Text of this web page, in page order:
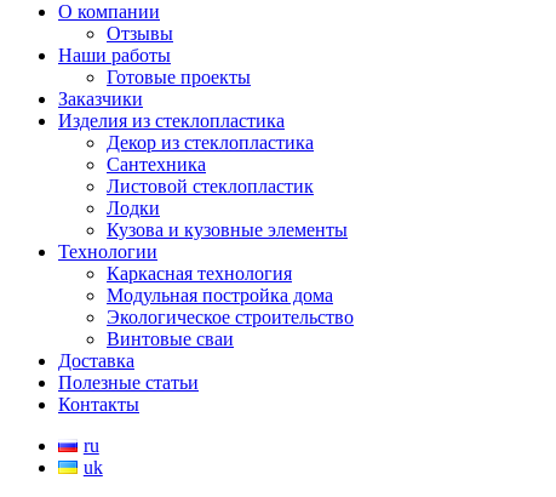
О компании
Отзывы
Наши работы
Готовые проекты
Заказчики
Изделия из стеклопластика
Декор из стеклопластика
Сантехника
Листовой стеклопластик
Лодки
Кузова и кузовные элементы
Технологии
Каркасная технология
Модульная постройка дома
Экологическое строительство
Винтовые сваи
Доставка
Полезные статьи
Контакты
ru
uk